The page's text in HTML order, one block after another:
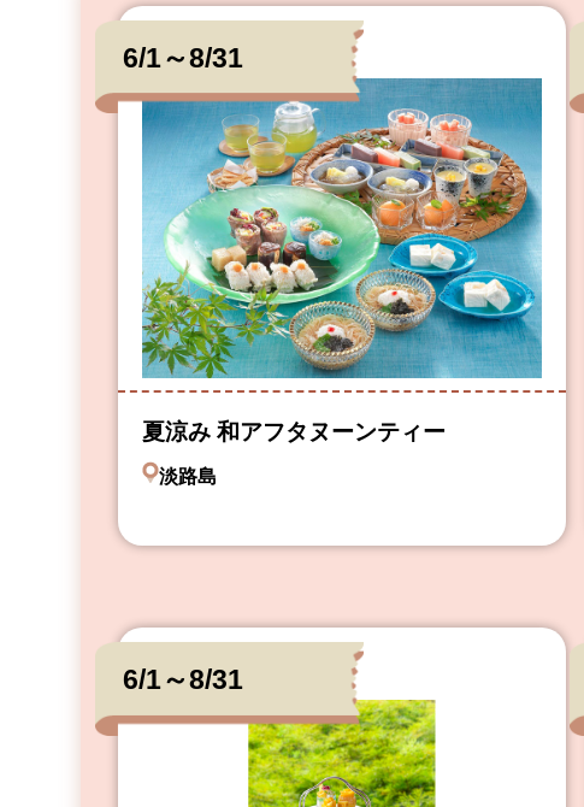
6/1～8/31
夏涼み 和アフタヌーンティー
淡路島
6/1～8/31